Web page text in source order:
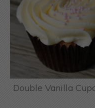
Double Vanilla